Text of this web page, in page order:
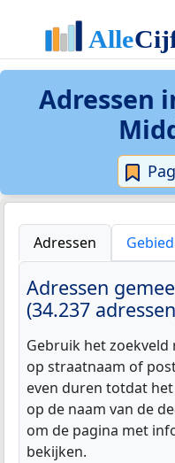
Adressen
Adressen
Adressen
(34.237
Gebruik het
op straatnaam of
even duren totdat
op de naam van de
om de pagina met
bekijken.